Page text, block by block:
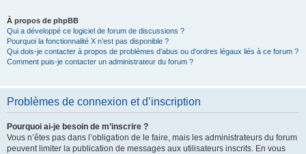
À propos de phpBB
Qui a développé ce logiciel de forum de discussions ?
Pourquoi la fonctionnalité X n’est pas disponible ?
Qui dois-je contacter à propos de problèmes d’abus ou d’ordres légaux liés à ce forum ?
Comment puis-je contacter un administrateur du forum ?
Problèmes de connexion et d’inscription
Pourquoi ai-je besoin de m’inscrire ?
Vous n’êtes pas dans l’obligation de le faire, mais les administrateurs du forum
peuvent limiter la publication de messages aux utilisateurs inscrits. En vous